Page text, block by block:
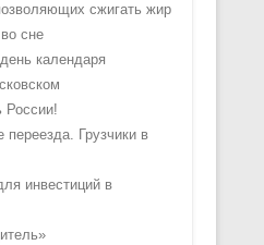
сжигать жир
сне
календаря
Грузчики в
инвестиций в